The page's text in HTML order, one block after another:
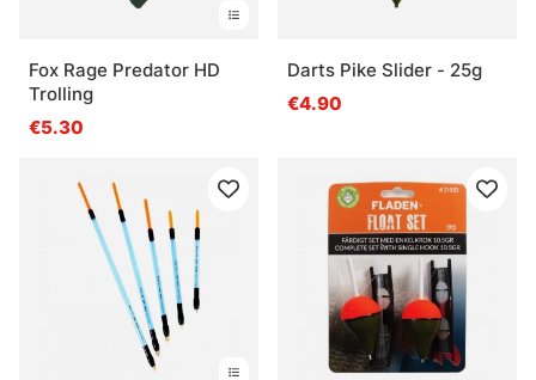
Fox Rage Predator HD
Trolling
€5.30
Darts Pike Slider - 25g
€4.90